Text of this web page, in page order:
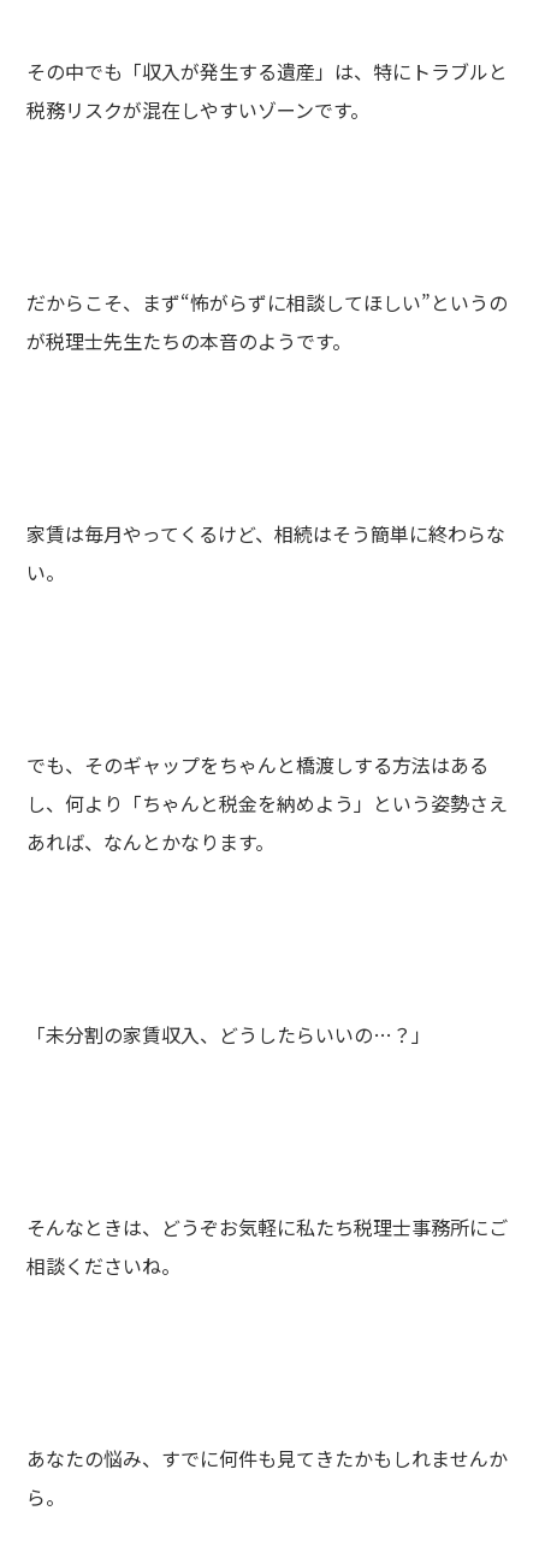
その中でも「収入が発生する遺産」は、特にトラブルと
税務リスクが混在しやすいゾーンです。
だからこそ、まず“怖がらずに相談してほしい”というの
が税理士先生たちの本音のようです。
家賃は毎月やってくるけど、相続はそう簡単に終わらな
い。
でも、そのギャップをちゃんと橋渡しする方法はある
し、何より「ちゃんと税金を納めよう」という姿勢さえ
あれば、なんとかなります。
「未分割の家賃収入、どうしたらいいの…？」
そんなときは、どうぞお気軽に私たち税理士事務所にご
相談くださいね。
あなたの悩み、すでに何件も見てきたかもしれませんか
ら。